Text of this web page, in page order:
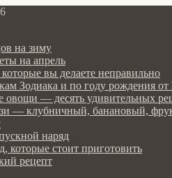
на зиму
на апрель
вы делаете неправильно
Зодиака и по году рождения
— десять удивительных
— клубничный, банановый,
наряд
которые стоит приготовить
рецепт